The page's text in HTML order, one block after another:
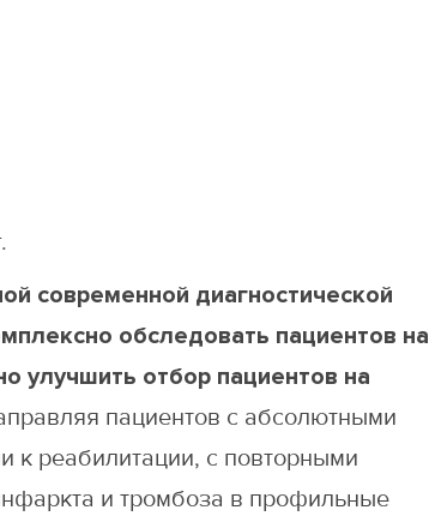
современной диагностической
обследовать пациентов на
улучшить отбор пациентов на
пациентов с абсолютными
к реабилитации, с повторными
и тромбоза в профильные